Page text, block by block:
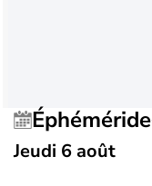
Éphéméride
Jeudi 6 août